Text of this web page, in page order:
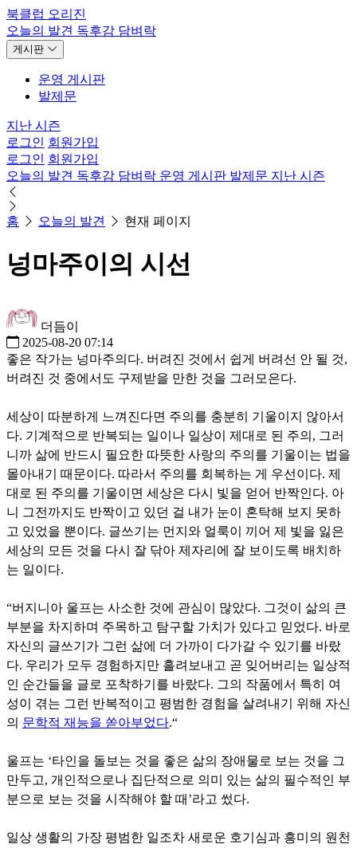
북클럽 오리진
오늘의 발견 독후감 담벼락
게시판
운영 게시판
발제문
지난 시즌
로그인 회원가입
로그인 회원가입
오늘의 발견 독후감 담벼락 운영 게시판 발제문 지난 시즌
홈 오늘의 발견 현재 페이지
넝마주이의 시선
더듬이
2025-08-20 07:14
좋은 작가는 넝마주의다. 버려진 것에서 쉽게 버려선 안 될 것,
버려진 것 중에서도 구제받을 만한 것을 그러모은다.
세상이 따분하게 느껴진다면 주의를 충분히 기울이지 않아서
다. 기계적으로 반복되는 일이나 일상이 제대로 된 주의, 그러
니까 삶에 반드시 필요한 따뜻한 사랑의 주의를 기울이는 법을
몰아내기 때문이다. 따라서 주의를 회복하는 게 우선이다. 제
대로 된 주의를 기울이면 세상은 다시 빛을 얻어 반짝인다. 아
니 그전까지도 반짝이고 있던 걸 내가 눈이 혼탁해 보지 못하
고 있었을 뿐이다. 글쓰기는 먼지와 얼룩이 끼어 제 빛을 잃은
세상의 모든 것을 다시 잘 닦아 제자리에 잘 보이도록 배치하
는 일이다.
“버지니아 울프는 사소한 것에 관심이 많았다. 그것이 삶의 큰
부분을 차지하며 주목하고 탐구할 가치가 있다고 믿었다. 바로
자신의 글쓰기가 그런 삶에 더 가까이 다가갈 수 있기를 바랐
다. 우리가 모두 경험하지만 흘려보내고 곧 잊어버리는 일상적
인 순간들을 글로 포착하기를 바랐다. 그의 작품에서 특히 여
성이 겪는 그런 반복적이고 평범한 경험을 살려내기 위해 자신
의 문학적 재능을 쏟아부었다.“
울프는 ‘타인을 돌보는 것을 좋은 삶의 장애물로 보는 것을 그
만두고, 개인적으로나 집단적으로 의미 있는 삶의 필수적인 부
분으로 보는 것을 시작해야 할 때’라고 썼다.
일상 생활의 가장 평범한 일조차 새로운 호기심과 흥미의 원천